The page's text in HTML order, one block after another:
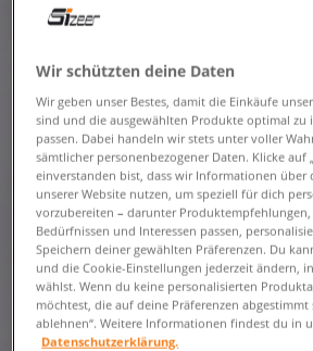
Wir schützten deine Daten
Wir geben unser Bestes, damit die Einkäufe
sind und die ausgewählten Produkte optimal zu
passen. Dabei handeln wir stets unter voller
sämtlicher personenbezogener Daten. Klicke auf
einverstanden bist, dass wir Informationen über
unserer Website nutzen, um speziell für dich
vorzubereiten – darunter
Bedürfnissen und Interessen passen,
Speichern deiner gewählten Präferenzen. Du
und die Cookie-Einstellungen jederzeit ändern,
wählst. Wenn du keine personalisierten
möchtest, die auf deine Präferenzen abgestimmt
ablehnen“. Weitere Informationen findest du in
Datenschutzerklärung.